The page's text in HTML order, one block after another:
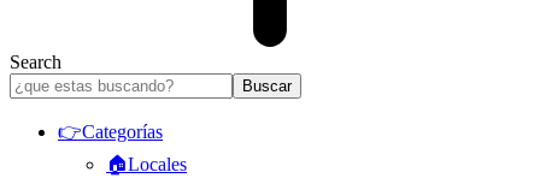
Search
👉Categorías
🏠Locales